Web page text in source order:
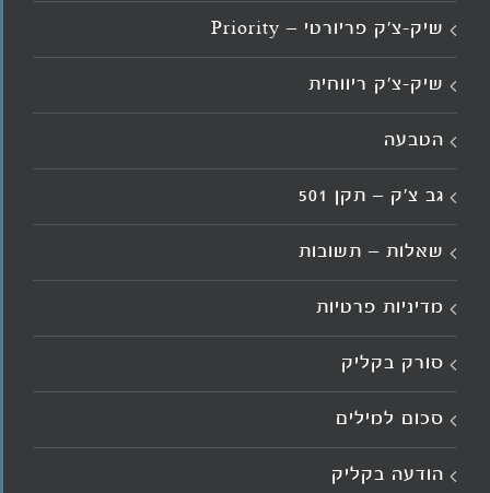
שיק-צ'ק פריורטי – Priority
שיק-צ'ק ריווחית
הטבעה
גב צ’ק – תקן 501
שאלות – תשובות
מדיניות פרטיות
סורק בקליק
סכום למילים
הודעה בקליק